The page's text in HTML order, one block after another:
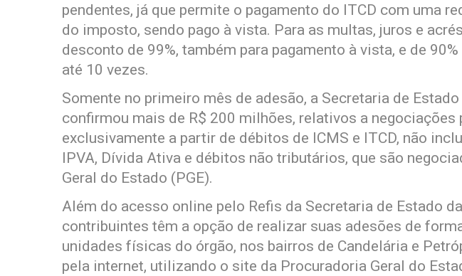
pendentes, já que permite o pagamento do ITCD com uma
do imposto, sendo pago à vista. Para as multas, juros e
desconto de 99%, também para pagamento à vista, e de
até 10 vezes.
Somente no primeiro mês de adesão, a Secretaria de
confirmou mais de R$ 200 milhões, relativos a negociações
exclusivamente a partir de débitos de ICMS e ITCD, não
IPVA, Dívida Ativa e débitos não tributários, que são
Geral do Estado (PGE).
Além do acesso online pelo Refis da Secretaria de Estado
contribuintes têm a opção de realizar suas adesões de
unidades físicas do órgão, nos bairros de Candelária e
pela internet, utilizando o site da Procuradoria Geral do